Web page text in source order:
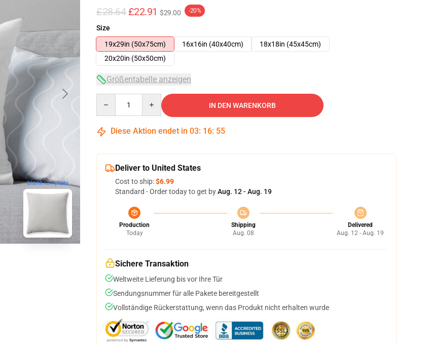
blank template
£28.64 £22.91 $29.00 -20%
Size
19x29in (50x75cm)
16x16in (40x40cm)
18x18in (45x45cm)
20x20in (50x50cm)
Größentabelle anzeigen
IN DEN WARENKORB
Diese Aktion endet in 03: 16: 54
Deliver to United States
Cost to ship:$6.99
Standard - Order today to get byAug. 12 - Aug. 19
Production
Today
Shipping
Aug. 08
Delivered
Aug. 12 - Aug. 19
Sichere Transaktion
Weltweite Lieferung bis vor Ihre Tür
Sendungsnummer für alle Pakete bereitgestellt
Vollständige Rückerstattung, wenn das Produkt nicht erhalten wurde